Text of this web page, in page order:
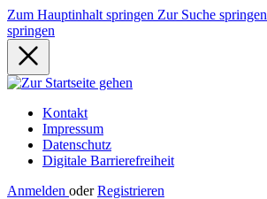
Zum Hauptinhalt springen Zur Suche springen
springen
Kontakt
Impressum
Datenschutz
Digitale Barrierefreiheit
Anmelden oder Registrieren